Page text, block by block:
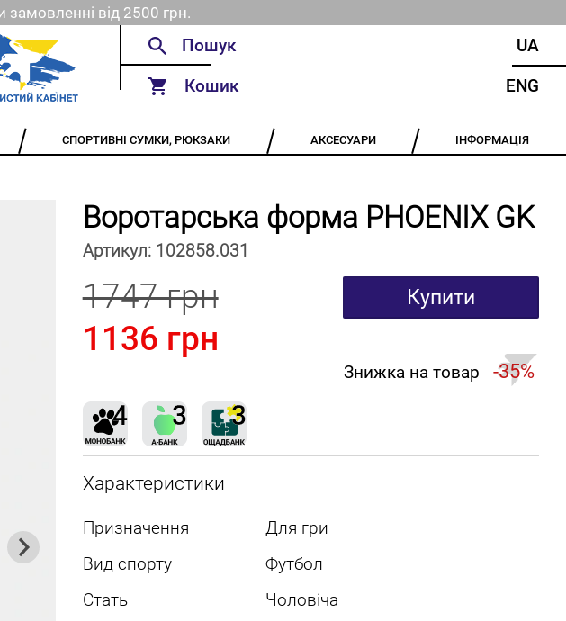
замовленні від 2500 грн.
Кошик
UA
ENG
СПОРТИВНІ СУМКИ, РЮКЗАКИ АКСЕСУАРИ ІНФОРМАЦІЯ
Воротарська форма PHOENIX GK
Артикул: 102858.031
1747 грн
1136 грн
Купити
Знижка на товар -35%
Характеристики
Призначення
Для гри
Вид спорту
Футбол
Стать
Чоловіча